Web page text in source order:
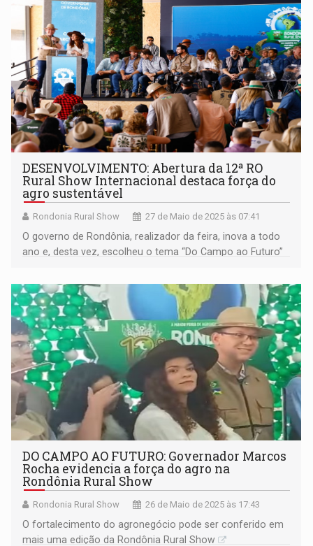
DESENVOLVIMENTO: Abertura da 12ª RO
Rural Show Internacional destaca força do
agro sustentável
Rondonia Rural Show 27 de Maio de 2025 às 07:41
O governo de Rondônia, realizador da feira, inova a todo
ano e, desta vez, escolheu o tema “Do Campo ao Futuro”
DO CAMPO AO FUTURO: Governador Marcos
Rocha evidencia a força do agro na
Rondônia Rural Show
Rondonia Rural Show 26 de Maio de 2025 às 17:43
O fortalecimento do agronegócio pode ser conferido em
mais uma edição da Rondônia Rural Show